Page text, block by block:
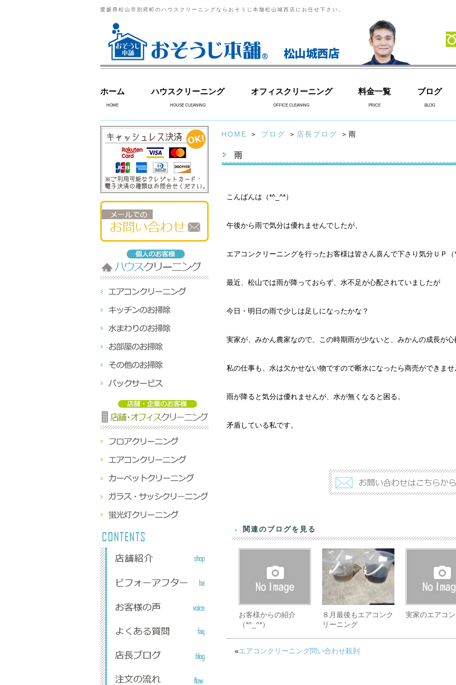
愛媛県松山市別府町のハウスクリーニングならおそうじ本舗松山城西店にお任せ下さい。
松山城西店
ホーム
HOME
ハウスクリーニング
HOUSE CLEANING
オフィスクリーニング
OFFICE CLEANING
料金一覧
PRICE
ブログ
BLOG
HOME ＞ ブログ ＞ 店長ブログ ＞雨
雨
こんばんは（*^_^*）
午後から雨で気分は優れませんでしたが、
エアコンクリーニングを行ったお客様は皆さん喜んで下さり気分ＵＰ（
最近、松山では雨が降っておらず、水不足が心配されていましたが
今日・明日の雨で少しは足しになったかな？
実家が、みかん農家なので、この時期雨が少ないと、みかんの成長が心
私の仕事も、水は欠かせない物ですので断水になったら商売ができませ
雨が降ると気分は優れませんが、水が無くなると困る。
矛盾している私です。
関連のブログを見る
お客様からの紹介
（*^_^*）
８月最後もエアコンク
リーニング
実家のエアコン
«エアコンクリーニング問い合わせ殺到